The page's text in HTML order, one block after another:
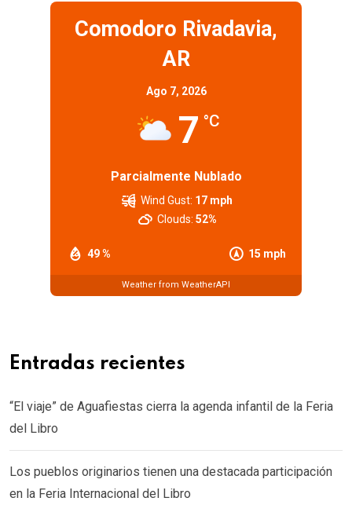
Comodoro Rivadavia,
AR
Ago 7, 2026
7 °C
Parcialmente Nublado
49 % 15 mph
Wind Gust: 17 mph
Clouds: 52%
Weather from WeatherAPI
Entradas recientes
“El viaje” de Aguafiestas cierra la agenda infantil de la Feria
del Libro
Los pueblos originarios tienen una destacada participación
en la Feria Internacional del Libro